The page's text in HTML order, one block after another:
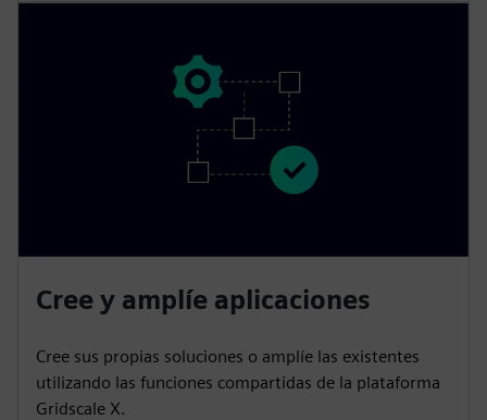
Cree y amplíe aplicaciones
Cree sus propias soluciones o amplíe las existentes
utilizando las funciones compartidas de la plataforma
Gridscale X.